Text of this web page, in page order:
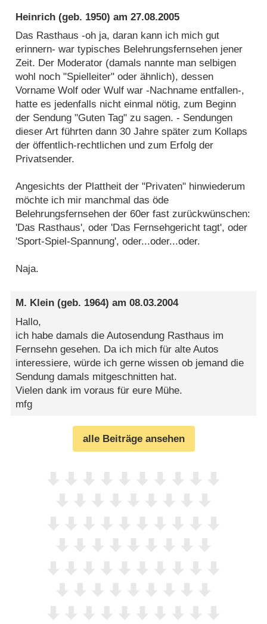
Heinrich (geb. 1950) am27.08.2005
Das Rasthaus -oh ja, daran kann ich mich gut
erinnern- war typisches Belehrungsfernsehen jener
Zeit. Der Moderator (damals nannte man selbigen
wohl noch "Spielleiter" oder ähnlich), dessen
Vorname Wolf oder Wulf war -Nachname entfallen-,
hatte es jedenfalls nicht einmal nötig, zum Beginn
der Sendung "Guten Tag" zu sagen. - Sendungen
dieser Art führten dann 30 Jahre später zum Kollaps
der öffentlich-rechtlichen und zum Erfolg der
Privatsender.
Angesichts der Plattheit der "Privaten" hinwiederum
möchte ich mir manchmal das öde
Belehrungsfernsehen der 60er fast zurückwünschen:
'Das Rasthaus', oder 'Das Fernsehgericht tagt', oder
'Sport-Spiel-Spannung', oder...oder...oder.
Naja.
M. Klein (geb. 1964) am08.03.2004
Hallo,
ich habe damals die Autosendung Rasthaus im
Fernsehn gesehen. Da ich mich für alte Autos
interessiere, würde ich gerne wissen ob jemand die
Sendung damals mitgeschnitten hat.
Vielen dank im voraus für eure Mühe.
mfg
alle Beiträge ansehen